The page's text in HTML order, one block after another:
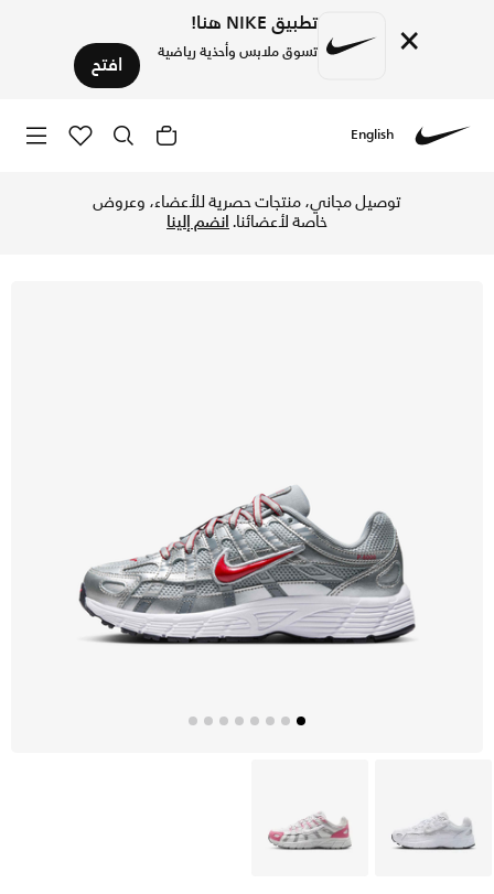
× تطبيق NIKE هنا!
تسوق ملابس وأحذية رياضية افتح
English
توصيل مجاني، منتجات حصرية للأعضاء، وعروض
خاصة لأعضائنا.انضم إلينا
رمادي أبيض